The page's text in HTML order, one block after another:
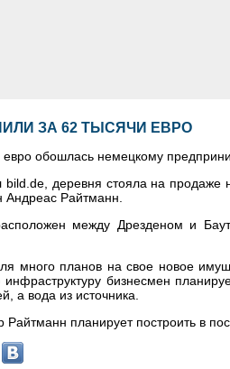
ЗА 62 ТЫСЯЧИ ЕВРО
евро обошлась немецкому
bild.de, деревня стояла на продаже
Андреас Райтманн.
между Дрезденом и
много планов на свое новое
бизнесмен
а вода из источника.
Райтманн планирует построить в